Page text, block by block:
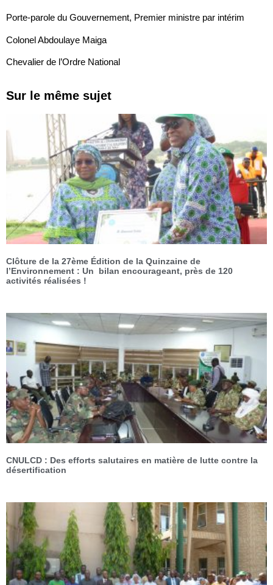
Porte-parole du Gouvernement, Premier ministre par intérim
Colonel Abdoulaye Maiga
Chevalier de l’Ordre National
Sur le même sujet
Clôture de la 27ème Édition de la Quinzaine de
l’Environnement : Un bilan encourageant, près de 120
activités réalisées !
CNULCD : Des efforts salutaires en matière de lutte contre la
désertification